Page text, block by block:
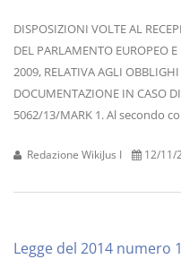
DISPOSIZIONI VOLTE AL
DEL PARLAMENTO EUROPEO
2009, RELATIVA AGLI
DOCUMENTAZIONE IN CASO
5062/13/MARK 1. Al secondo
Redazione WikiJus I 12/11/
Legge del 2014 numero